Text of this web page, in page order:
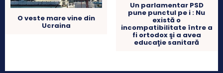
O veste mare vine din
Ucraina
Un parlamentar PSD
pune punctul pe i : Nu
există o
incompatibilitate între a
fi ortodox şi a avea
educaţie sanitară